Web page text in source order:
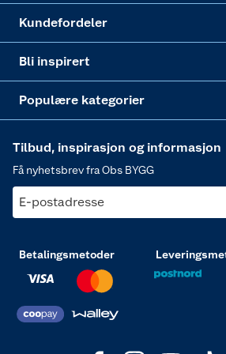
Kundefordeler
Bli inspirert
Populære kategorier
Tilbud, inspirasjon og informasjon
Få nyhetsbrev fra Obs BYGG
E-postadresse
Betalingsmetoder